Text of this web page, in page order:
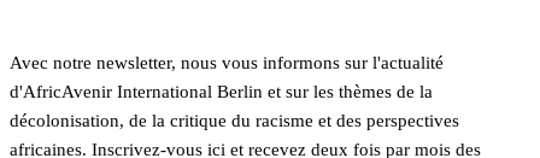
Avec notre newsletter, nous vous informons sur l'actualité
d'AfricAvenir International Berlin et sur les thèmes de la
décolonisation, de la critique du racisme et des perspectives
africaines. Inscrivez-vous ici et recevez deux fois par mois des